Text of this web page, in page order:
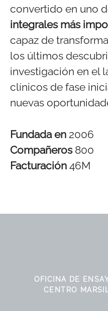
convertido en uno
integrales más
capaz de
los últimos
investigación en el
clínicos de fase
nuevas
Fundada en 2006
Compañeros 800
Facturación 46M
OFICINA DE
CENTRO